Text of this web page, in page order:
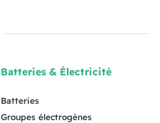
Batteries & Électricité
Batteries
Groupes électrogènes